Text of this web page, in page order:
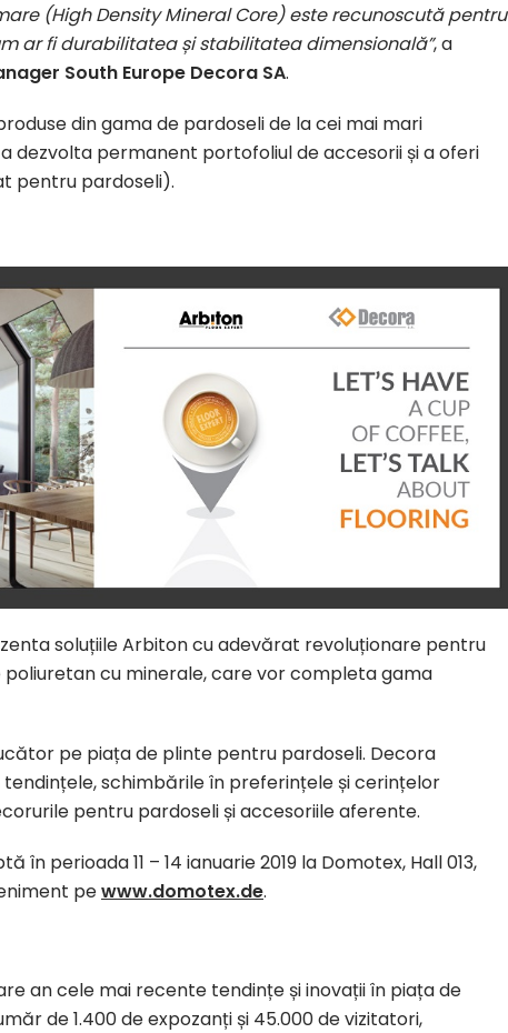
(High Density Mineral Core) este recunoscută pentru
ar fi durabilitatea și stabilitatea dimensională”, a
South Europe Decora SA.
din gama de pardoseli de la cei mai mari
dezvolta permanent portofoliul de accesorii și a oferi
pentru pardoseli).
soluțiile Arbiton cu adevărat revoluționare pentru
cu minerale, care vor completa gama
pe piața de plinte pentru pardoseli. Decora
schimbările în preferințele și cerințelor
pentru pardoseli și accesoriile aferente.
în perioada 11 – 14 ianuarie 2019 la Domotex, Hall 013,
pewww.domotex.de.
an cele mai recente tendințe și inovații în piața de
de 1.400 de expozanți și 45.000 de vizitatori,